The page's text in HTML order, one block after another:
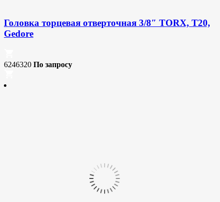
Головка торцевая отверточная 3/8″ TORX, T20,
Gedore
6246320 По запросу